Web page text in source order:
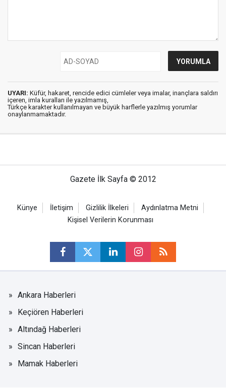
UYARI: Küfür, hakaret, rencide edici cümleler veya imalar, inançlara saldırı
içeren, imla kuralları ile yazılmamış,
Türkçe karakter kullanılmayan ve büyük harflerle yazılmış yorumlar
onaylanmamaktadır.
Gazete İlk Sayfa © 2012
Künye İletişim Gizlilik İlkeleri
Aydınlatma Metni
Kişisel Verilerin Korunması
Ankara Haberleri
Keçiören Haberleri
Altındağ Haberleri
Sincan Haberleri
Mamak Haberleri